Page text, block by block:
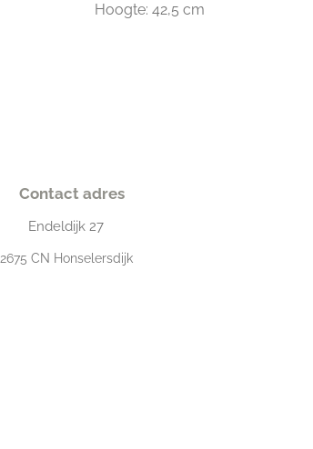
Hoogte: 42,5 cm
Contact adres
Endeldijk 27
2675 CN Honselersdijk